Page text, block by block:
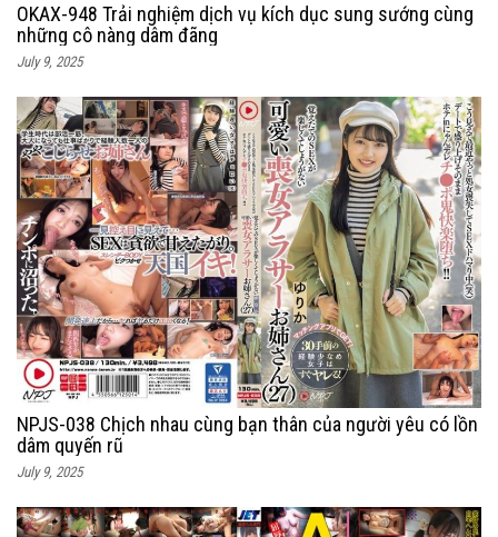
OKAX-948 Trải nghiệm dịch vụ kích dục sung sướng cùng
những cô nàng dâm đãng
July 9, 2025
NPJS-038 Chịch nhau cùng bạn thân của người yêu có lồn
dâm quyến rũ
July 9, 2025